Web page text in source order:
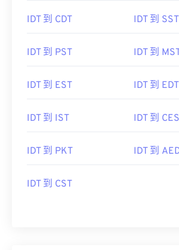
IDT 到 CDT IDT 到 SST
IDT 到 PST IDT 到
IDT 到 EST IDT 到 EDT
IDT 到 IST IDT 到
IDT 到 PKT IDT 到
IDT 到 CST